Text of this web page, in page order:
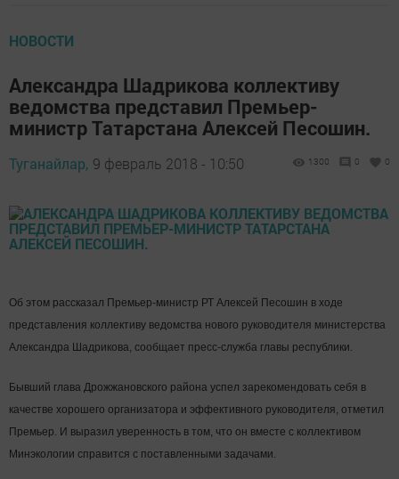
НОВОСТИ
Александра Шадрикова коллективу
ведомства представил Премьер-
министр Татарстана Алексей Песошин.
Туганайлар, 9 февраль 2018 - 10:50 1300 0 0
Об этом рассказал Премьер-министр РТ Алексей Песошин в ходе
представления коллективу ведомства нового руководителя министерства
Александра Шадрикова, сообщает пресс-служба главы республики.
Бывший глава Дрожжановского района успел зарекомендовать себя в
качестве хорошего организатора и эффективного руководителя, отметил
Премьер. И выразил уверенность в том, что он вместе с коллективом
Минэкологии справится с поставленными задачами.